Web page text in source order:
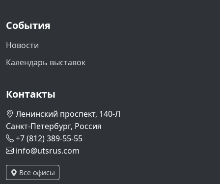
События
Новости
Календарь выставок
Контакты
Ленинский проспект, 140-Л
Санкт-Петербург, Россия
+7 (812) 389-55-55
info@utsrus.com
Все офисы